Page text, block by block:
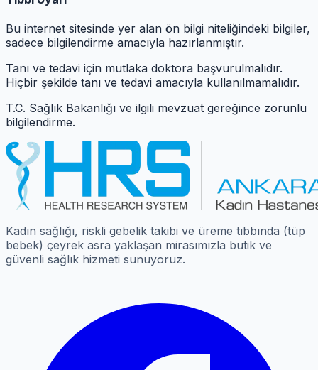
Bu internet sitesinde yer alan ön bilgi niteliğindeki bilgiler,
sadece bilgilendirme amacıyla hazırlanmıştır.
Tanı ve tedavi için mutlaka doktora başvurulmalıdır.
Hiçbir şekilde tanı ve tedavi amacıyla kullanılmamalıdır.
T.C. Sağlık Bakanlığı ve ilgili mevzuat gereğince zorunlu
bilgilendirme.
Kadın sağlığı, riskli gebelik takibi ve üreme tıbbında (tüp
bebek) çeyrek asra yaklaşan mirasımızla butik ve
güvenli sağlık hizmeti sunuyoruz.